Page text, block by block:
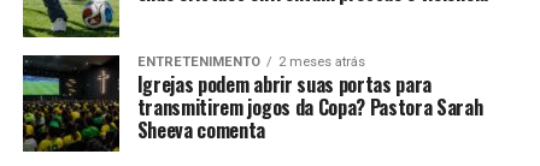
ENTRETENIMENTO 2 meses atrás
Igrejas podem abrir suas portas para
transmitirem jogos da Copa? Pastora Sarah
Sheeva comenta